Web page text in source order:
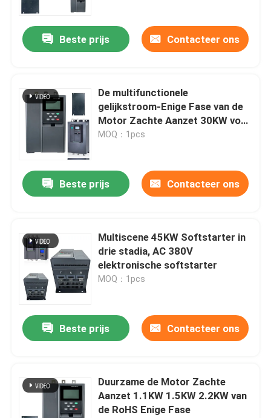
Thuis
Contacten
Beste prijs Contacteer ons
De multifunctionele
gelijkstroom-Enige Fase van de
Motor Zachte Aanzet 30KW voor
Waterpomp
MOQ：1pcs
Beste prijs Contacteer ons
Multiscene 45KW Softstarter in
drie stadia, AC 380V
elektronische softstarter
MOQ：1pcs
Beste prijs Contacteer ons
Duurzame de Motor Zachte
Aanzet 1.1KW 1.5KW 2.2KW van
de RoHS Enige Fase